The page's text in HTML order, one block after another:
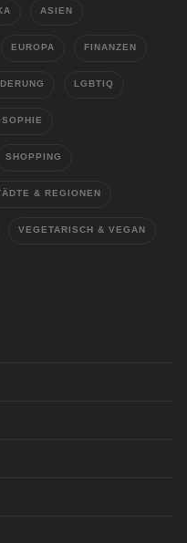
ASIEN
EUROPA FINANZEN
LGBTIQ
SHOPPING
& REGIONEN
VEGETARISCH & VEGAN